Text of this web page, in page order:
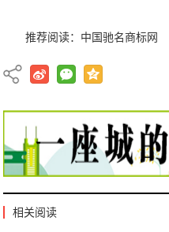
推荐阅读： 中国驰名商标网
相关阅读